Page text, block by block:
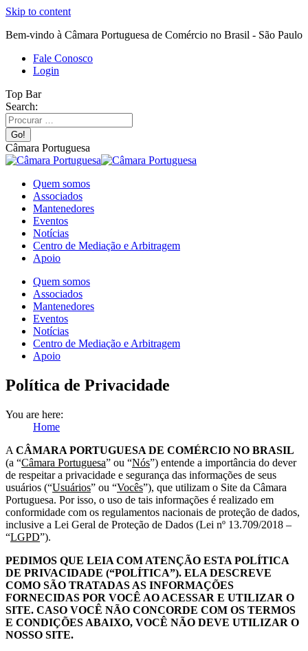
Skip to content
Bem-vindo à Câmara Portuguesa de Comércio no Brasil - São Paulo
Fale Conosco
Login
Top Bar
Search:
Câmara Portuguesa
Quem somos
Associados
Mantenedores
Eventos
Notícias
Centro de Mediação e Arbitragem
Apoio
Quem somos
Associados
Mantenedores
Eventos
Notícias
Centro de Mediação e Arbitragem
Apoio
Política de Privacidade
You are here:
Home
A CÂMARA PORTUGUESA DE COMÉRCIO NO BRASIL
(a “Câmara Portuguesa” ou “Nós”) entende a importância do dever
de respeitar a privacidade e segurança das informações de seus
usuários (“Usuários” ou “Vocês”), que utilizam o Site da Câmara
Portuguesa. Por isso, o uso de tais informações é realizado em
conformidade com os regulamentos nacionais de proteção de dados,
inclusive a Lei Geral de Proteção de Dados (Lei nº 13.709/2018 –
“LGPD”).
PEDIMOS QUE LEIA COM ATENÇÃO ESTA POLÍTICA
DE PRIVACIDADE (“POLÍTICA”). ELA DESCREVE
COMO SÃO TRATADAS AS INFORMAÇÕES
FORNECIDAS POR VOCÊ AO ACESSAR E UTILIZAR O
SITE. CASO VOCÊ NÃO CONCORDE COM OS TERMOS
E CONDIÇÕES ABAIXO, VOCÊ NÃO DEVE UTILIZAR O
NOSSO SITE.